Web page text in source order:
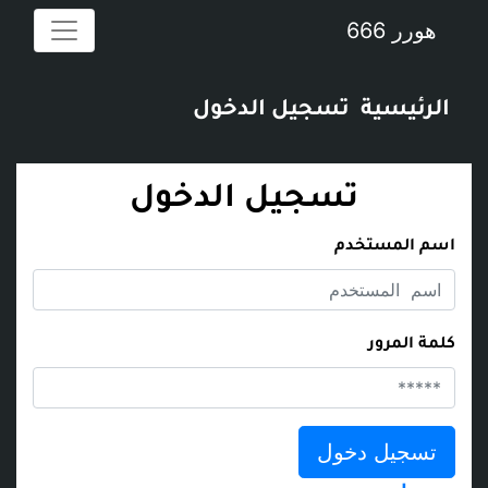
هورر 666
الرئيسية تسجيل الدخول
تسجيل الدخول
اسم المستخدم
كلمة المرور
تسجيل دخول